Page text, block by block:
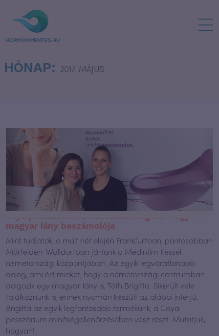
HÓNAP: 2017. MÁJUS
magyar lány beszámolója
Mint tudjátok, a múlt hét elején Frankfurtban, pontosabban
Mörfelden-Walldorfban jártunk a Medintim Kessel
németországi központjában. Az egyik legváratlanabb
dolog, ami ért minket, hogy a németországi centrumban
dolgozik egy magyar lány is, Tóth Brigitta. Sikerült vele
találkoznunk is, ennek nyomán készült az alábbi interjú.
Brigitta az egyik legfontosabb termékünk, a Caya
pesszárium minőségellenőrzésében vesz részt. Mutatjuk,
hogyan!